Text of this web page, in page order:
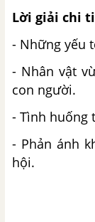
Lời giải chi
- Những yếu
- Nhân vật
con người.
- Tình huống
- Phản ánh
hội.